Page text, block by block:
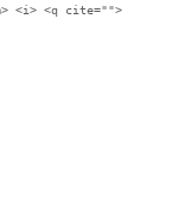
<i> <q cite="">